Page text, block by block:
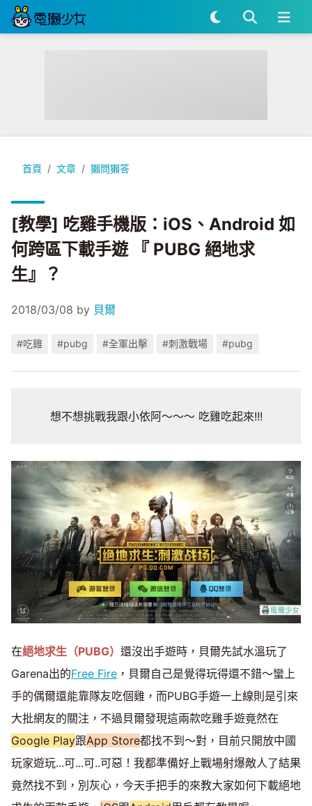
首頁 文章 獺問獺答
[教學] 吃雞手機版：iOS、Android 如何跨區下載手遊 『
[教學] 吃雞手機版：iOS、Android 如
何跨區下載手遊 『 PUBG 絕地求
生』？
2018/03/08 by 貝爾
#吃雞 #pubg #全軍出擊 #刺激戰場 #pubg
想不想挑戰我跟小依阿～～～ 吃雞吃起來!!!
在絕地求生（PUBG） 還沒出手遊時，貝爾先試水溫玩了
Garena出的Free Fire ，貝爾自己是覺得玩得還不錯～蠻上
手的偶爾還能靠隊友吃個雞，而PUBG手遊一上線則是引來
大批網友的關注，不過貝爾發現這兩款吃雞手遊竟然在
Google Play跟App Store都找不到～對，目前只開放中國
玩家遊玩...可...可..可惡！我都準備好上戰場射爆敵人了結果
竟然找不到，別灰心，今天手把手的來教大家如何下載絕地